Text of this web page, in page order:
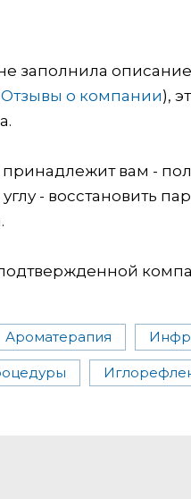
заполнила описание
Отзывы о компании),
вам -
- восстановить
Ароматерапия